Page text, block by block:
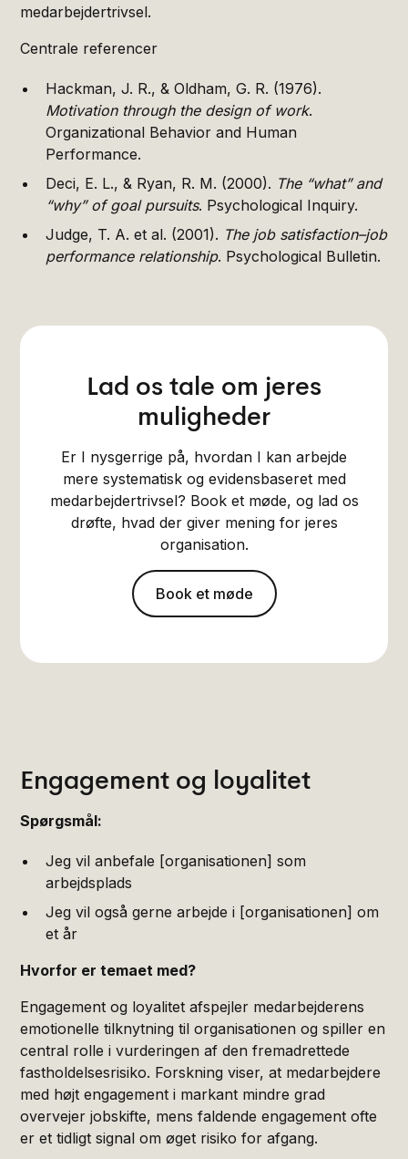
medarbejdertrivsel.
Centrale referencer
Hackman, J. R., & Oldham, G. R. (1976).
Motivation through the design of work.
Organizational Behavior and Human
Performance.
Deci, E. L., & Ryan, R. M. (2000). The “what” and
“why” of goal pursuits. Psychological Inquiry.
Judge, T. A. et al. (2001). The job satisfaction–job
performance relationship. Psychological Bulletin.
Lad os tale om jeres
muligheder
Er I nysgerrige på, hvordan I kan arbejde
mere systematisk og evidensbaseret med
medarbejdertrivsel? Book et møde, og lad os
drøfte, hvad der giver mening for jeres
organisation.
Book et møde
Engagement og loyalitet
Spørgsmål:
Jeg vil anbefale [organisationen] som
arbejdsplads
Jeg vil også gerne arbejde i [organisationen] om
et år
Hvorfor er temaet med?
Engagement og loyalitet afspejler medarbejderens
emotionelle tilknytning til organisationen og spiller en
central rolle i vurderingen af den fremadrettede
fastholdelsesrisiko. Forskning viser, at medarbejdere
med højt engagement i markant mindre grad
overvejer jobskifte, mens faldende engagement ofte
er et tidligt signal om øget risiko for afgang.